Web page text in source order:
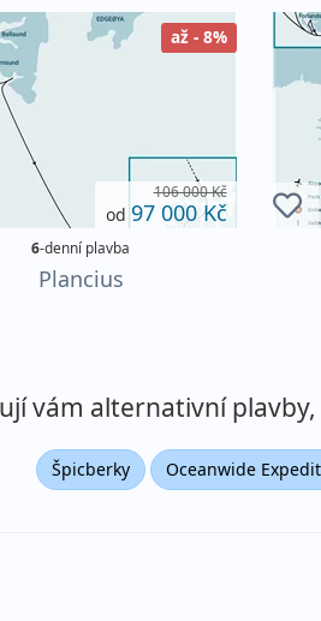
až - 8%
106 000 Kč
od 97 000 Kč
6-denní plavba
Plancius
vám alternativní
Špicberky Oceanwide